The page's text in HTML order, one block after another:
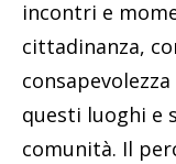
incontri e
cittadinanza,
questi luoghi e
comunità. Il